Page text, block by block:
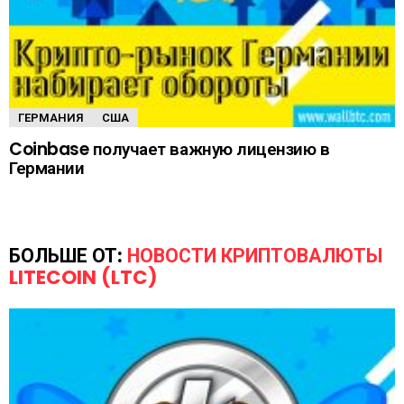
ГЕРМАНИЯ США
Coinbase получает важную лицензию в
Германии
БОЛЬШЕ ОТ: НОВОСТИ КРИПТОВАЛЮТЫ
LITECOIN (LTC)